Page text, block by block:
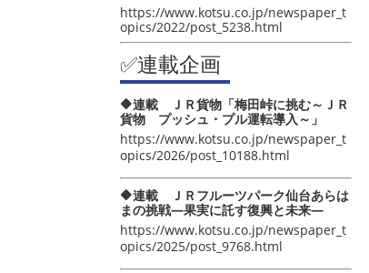
https://www.kotsu.co.jp/newspaper_t
opics/2022/post_5238.html
✅連載企画
🔶連載 ＪＲ貨物「梅田峠に挑む～ＪＲ
貨物 プッシュ・プル運転導入～」
https://www.kotsu.co.jp/newspaper_t
opics/2026/post_10188.html
🔶連載 ＪＲフルーツパーク仙台あらは
まの挑戦―果実に託す復興と未来―
https://www.kotsu.co.jp/newspaper_t
opics/2025/post_9768.html